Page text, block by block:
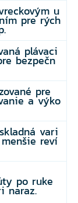
u
pre rých
plávaci
bezpečn
pre
a výko
vari
reví
po ruke
naraz.